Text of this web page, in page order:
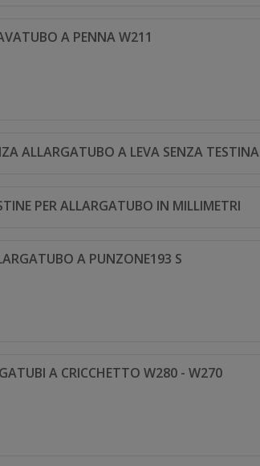
A PENNA W211
ALLARGATUBO A LEVA SENZA TESTINA
PER ALLARGATUBO IN MILLIMETRI
A PUNZONE193 S
A CRICCHETTO W280 - W270